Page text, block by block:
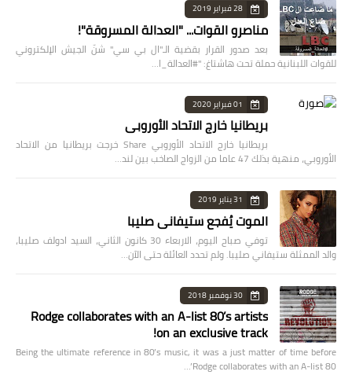
28 فبراير 2019
مناصرو القوات... "العدالة المسروقة"!
بعد صدور القرار بقضية الـ"ال بي سي" شنّ الجيش الإلكتروني
للقوات اللبنانية حملة تحت هاشتاغ: "#العدالة_ا…
01 فبراير 2020
بريطانيا خارج الاتحاد الأوروبي
بريطانيا خارج الاتحاد الأوروبي Share خرجت بريطانيا من الاتحاد
الأوروبي، منهية بذلك 47 عاما من الزواج الصاخب بين لند…
31 يناير 2019
الموت يُفجع ستيفاني صليبا
توفي صباح اليوم، الاربعاء 30 كانون الثاني، السيد ادولف صليبا،
والد الممثلة ستيفاني صليبا. ولم تحدد العائلة حتى الآن…
30 نوفمبر 2018
Rodge collaborates with an A-list 80’s artists
on an exclusive track!
Being the ultimate reference in 80’s music, it was a just matter of time before
Rodge collaborates with an A-list 80’…